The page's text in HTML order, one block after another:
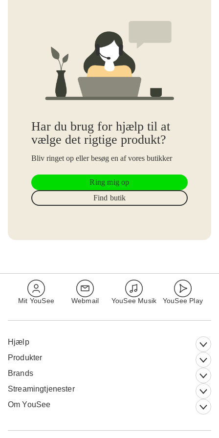
Har du brug for hjælp til at
vælge det rigtige produkt?
Bliv ringet op eller besøg en af vores butikker
Ring mig op
Find butik
Mit YouSee Webmail YouSee Musik YouSee Play
Hjælp
Produkter
Brands
Streamingtjenester
Om YouSee